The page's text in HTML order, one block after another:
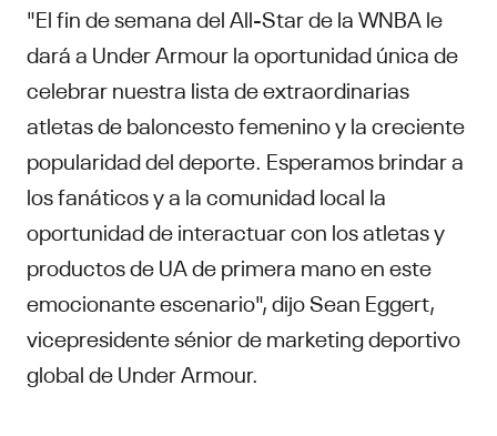
"El fin de semana del All-Star de la WNBA le
dará a Under Armour la oportunidad única de
celebrar nuestra lista de extraordinarias
atletas de baloncesto femenino y la creciente
popularidad del deporte. Esperamos brindar a
los fanáticos y a la comunidad local la
oportunidad de interactuar con los atletas y
productos de UA de primera mano en este
emocionante escenario", dijo Sean Eggert,
vicepresidente sénior de marketing deportivo
global de Under Armour.